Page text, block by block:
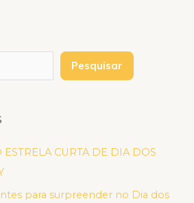
Pesquisar
CURTA DE DIA DOS
para surpreender no Dia dos